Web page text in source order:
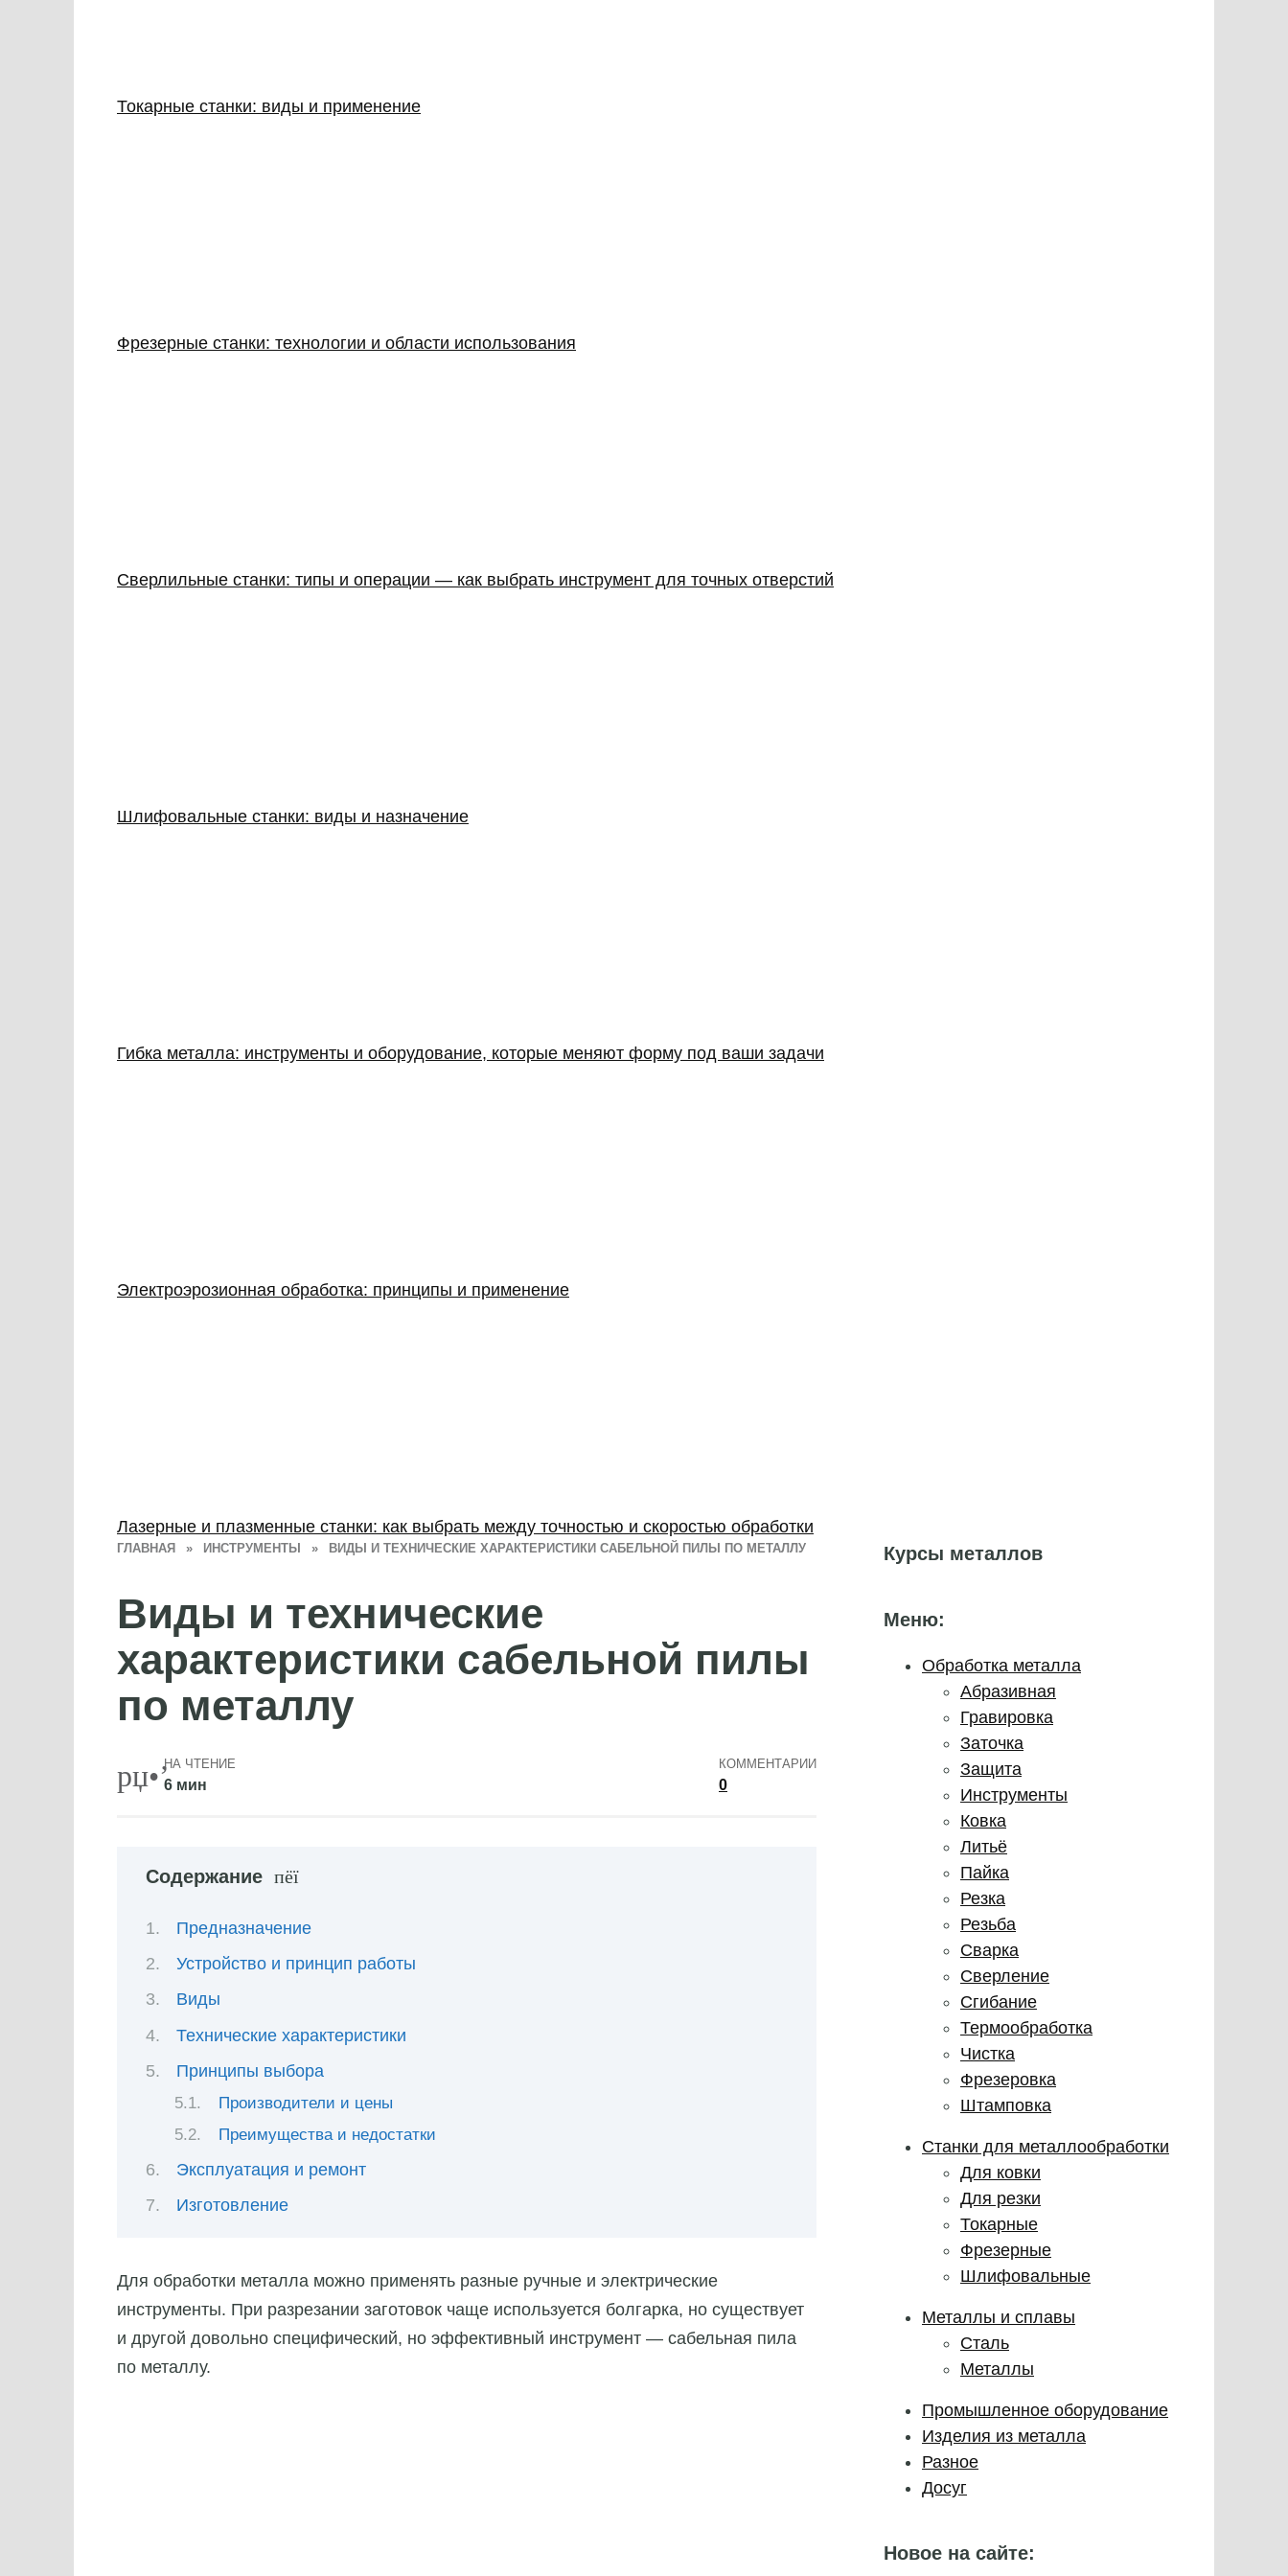
ГЛАВНАЯ » ИНСТРУМЕНТЫ » ВИДЫ И ТЕХНИЧЕСКИЕ ХАРАКТЕРИСТИКИ САБЕЛЬНОЙ ПИЛЫ ПО МЕТАЛЛУ
Виды и технические
характеристики сабельной пилы
по металлу
НА ЧТЕНИЕ
6 мин
КОММЕНТАРИИ
0
Содержание
Предназначение
Устройство и принцип работы
Виды
Технические характеристики
Принципы выбора
Производители и цены
Преимущества и недостатки
Эксплуатация и ремонт
Изготовление
Для обработки металла можно применять разные ручные и электрические
инструменты. При разрезании заготовок чаще используется болгарка, но существует
и другой довольно специфический, но эффективный инструмент — сабельная пила
по металлу.
Курсы металлов
Меню:
Обработка металла
Абразивная
Гравировка
Заточка
Защита
Инструменты
Ковка
Литьё
Пайка
Резка
Резьба
Сварка
Сверление
Сгибание
Термообработка
Чистка
Фрезеровка
Штамповка
Станки для металлообработки
Для ковки
Для резки
Токарные
Фрезерные
Шлифовальные
Металлы и сплавы
Сталь
Металлы
Промышленное оборудование
Изделия из металла
Разное
Досуг
Новое на сайте:
Токарные станки: виды и применение
Фрезерные станки: технологии и области использования
Сверлильные станки: типы и операции — как выбрать инструмент для точных отверстий
Шлифовальные станки: виды и назначение
Гибка металла: инструменты и оборудование, которые меняют форму под ваши задачи
Электроэрозионная обработка: принципы и применение
Лазерные и плазменные станки: как выбрать между точностью и скоростью обработки